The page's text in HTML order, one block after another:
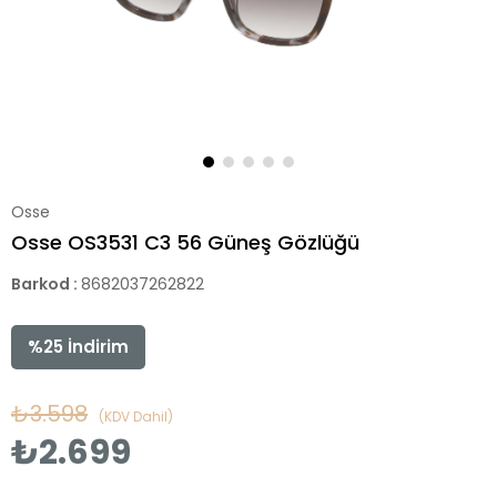
Osse
Osse OS3531 C3 56 Güneş Gözlüğü
Barkod : 8682037262822
%25 İndirim
₺3.598 (KDV Dahil)
₺2.699